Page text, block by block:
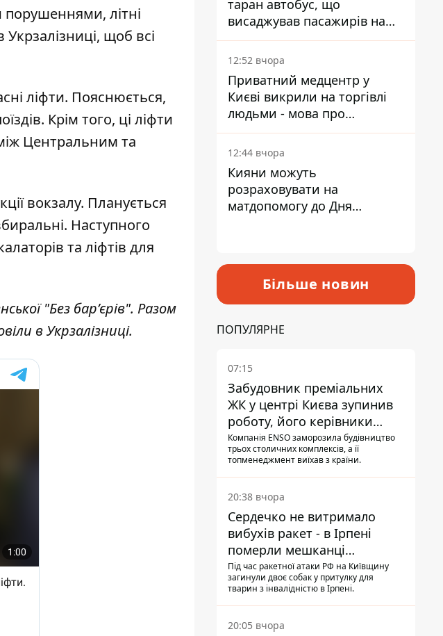
порушеннями, літні
щоб всі
ліфти. Пояснюється,
Крім того, ці ліфти
Центральним та
вокзалу. Планується
Наступного
та ліфтів для
"Без барʼєрів". Разом
в Укрзалізниці.
таран автобус, що
висаджував пасажирів на
зупинці - пасажирка в
лікарні
12:52 вчора
Приватний медцентр у
Києві викрили на торгівлі
людьми - мова про
сурогатне материнство
12:44 вчора
Кияни можуть
розраховувати на
матдопомогу до Дня
Більше новин
ПОПУЛЯРНЕ
07:15
Забудовник преміальних
ЖК у центрі Києва зупинив
роботу, його керівники
втекли з України - Bihus.info
Компанія ENSO заморозила будівництво
трьох столичних комплексів, а її
топменеджмент виїхав з країни.
20:38 вчора
Сердечко не витримало
вибухів ракет - в Ірпені
померли мешканці
притулку для собак з
інвалідністю
Під час ракетної атаки РФ на Київщину
загинули двоє собак у притулку для
тварин з інвалідністю в Ірпені.
20:05 вчора